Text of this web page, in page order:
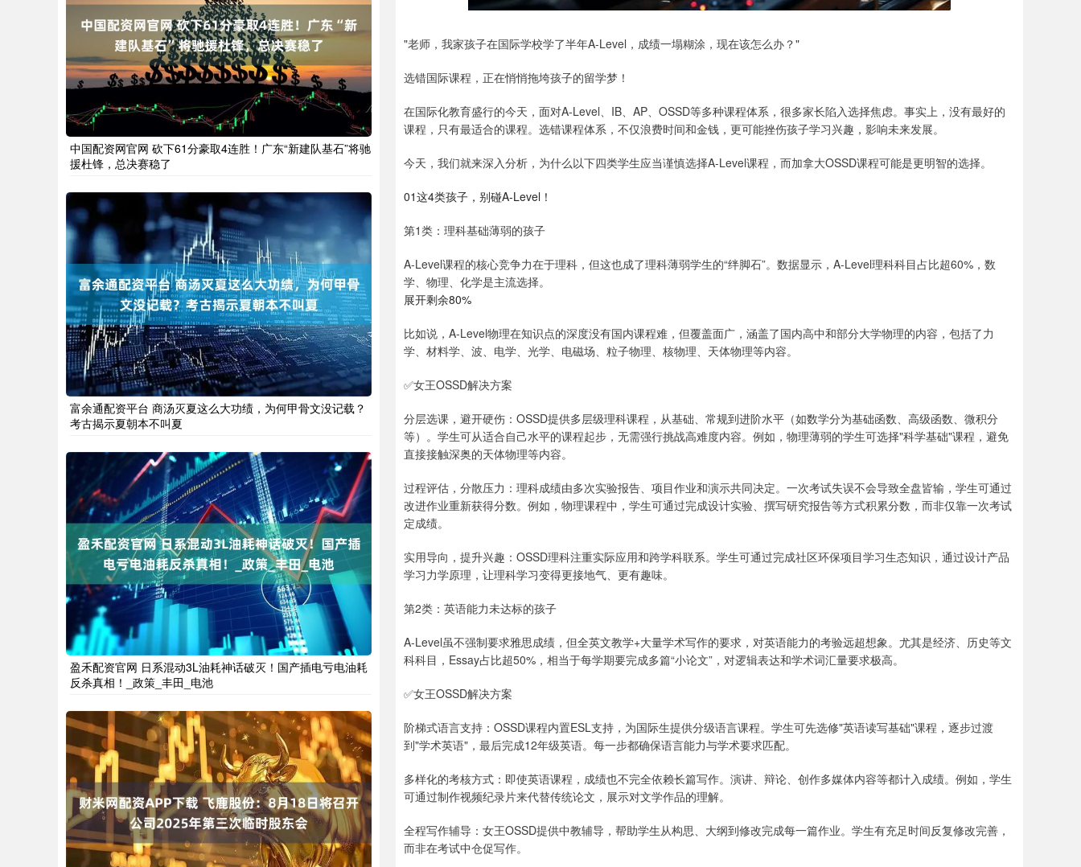
"老师，我家孩子在国际学校学了半年A-Level，成绩一塌糊涂，现在该怎么办？"
选错国际课程，正在悄悄拖垮孩子的留学梦！
在国际化教育盛行的今天，面对A-Level、IB、AP、OSSD等多种课程体系，很多家长陷入选择焦虑。事实上，没有最好的
课程，只有最适合的课程。选错课程体系，不仅浪费时间和金钱，更可能挫伤孩子学习兴趣，影响未来发展。
今天，我们就来深入分析，为什么以下四类学生应当谨慎选择A-Level课程，而加拿大OSSD课程可能是更明智的选择。
01这4类孩子，别碰A-Level！
第1类：理科基础薄弱的孩子
A-Level课程的核心竞争力在于理科，但这也成了理科薄弱学生的“绊脚石”。数据显示，A-Level理科科目占比超60%，数
学、物理、化学是主流选择。
展开剩余80%
比如说，A-Level物理在知识点的深度没有国内课程难，但覆盖面广，涵盖了国内高中和部分大学物理的内容，包括了力
学、材料学、波、电学、光学、电磁场、粒子物理、核物理、天体物理等内容。
✅女王OSSD解决方案
分层选课，避开硬伤：OSSD提供多层级理科课程，从基础、常规到进阶水平（如数学分为基础函数、高级函数、微积分
等）。学生可从适合自己水平的课程起步，无需强行挑战高难度内容。例如，物理薄弱的学生可选择"科学基础"课程，避免
直接接触深奥的天体物理等内容。
过程评估，分散压力：理科成绩由多次实验报告、项目作业和演示共同决定。一次考试失误不会导致全盘皆输，学生可通过
改进作业重新获得分数。例如，物理课程中，学生可通过完成设计实验、撰写研究报告等方式积累分数，而非仅靠一次考试
定成绩。
实用导向，提升兴趣：OSSD理科注重实际应用和跨学科联系。学生可通过完成社区环保项目学习生态知识，通过设计产品
学习力学原理，让理科学习变得更接地气、更有趣味。
第2类：英语能力未达标的孩子
A-Level虽不强制要求雅思成绩，但全英文教学+大量学术写作的要求，对英语能力的考验远超想象。尤其是经济、历史等文
科科目，Essay占比超50%，相当于每学期要完成多篇“小论文”，对逻辑表达和学术词汇量要求极高。
✅女王OSSD解决方案
阶梯式语言支持：OSSD课程内置ESL支持，为国际生提供分级语言课程。学生可先选修"英语读写基础"课程，逐步过渡
到"学术英语"，最后完成12年级英语。每一步都确保语言能力与学术要求匹配。
多样化的考核方式：即使英语课程，成绩也不完全依赖长篇写作。演讲、辩论、创作多媒体内容等都计入成绩。例如，学生
可通过制作视频纪录片来代替传统论文，展示对文学作品的理解。
全程写作辅导：女王OSSD提供中教辅导，帮助学生从构思、大纲到修改完成每一篇作业。学生有充足时间反复修改完善，
而非在考试中仓促写作。
中国配资网官网 砍下61分豪取4连胜！广东“新建队基石”将驰
援杜锋，总决赛稳了
富余通配资平台 商汤灭夏这么大功绩，为何甲骨文没记载？
考古揭示夏朝本不叫夏
盈禾配资官网 日系混动3L油耗神话破灭！国产插电亏电油耗
反杀真相！_政策_丰田_电池